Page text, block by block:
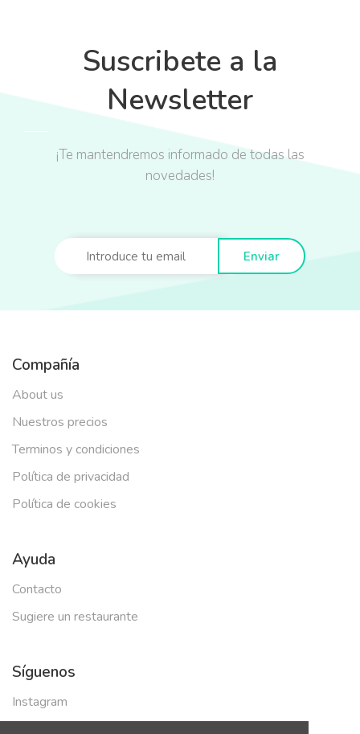
Suscribete a la
Newsletter
¡Te mantendremos informado de todas las
novedades!
Enviar
Compañía
About us
Nuestros precios
Terminos y condiciones
Política de privacidad
Política de cookies
Ayuda
Contacto
Sugiere un restaurante
Síguenos
Instagram